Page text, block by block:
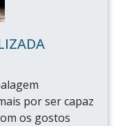
por ser capaz
os gostos